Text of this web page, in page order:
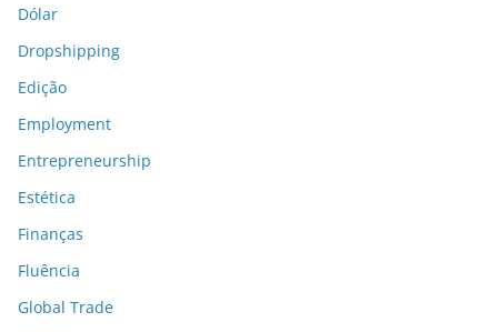
Dólar
Dropshipping
Edição
Employment
Entrepreneurship
Estética
Finanças
Fluência
Global Trade